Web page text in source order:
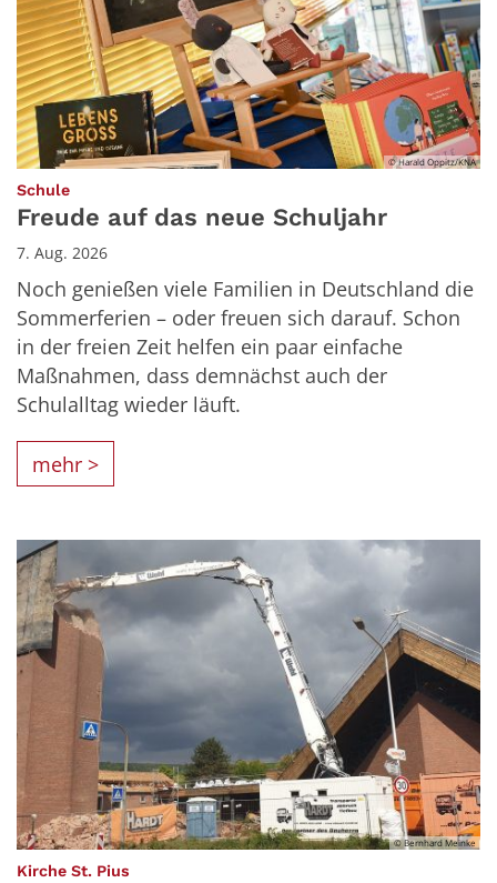
© Harald Oppitz/KNA
Schule:
Freude auf das neue Schuljahr
7. Aug. 2026
Noch genießen viele Familien in Deutschland die
Sommerferien – oder freuen sich darauf. Schon
in der freien Zeit helfen ein paar einfache
Maßnahmen, dass demnächst auch der
Schulalltag wieder läuft.
mehr >
© Bernhard Meinke
Kirche St. Pius